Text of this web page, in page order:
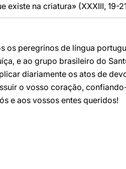
existe na criatura» (XXXIII, 19-
os peregrinos de língua
e ao grupo brasileiro do
diariamente os atos de
o vosso coração,
e aos vossos entes queridos!